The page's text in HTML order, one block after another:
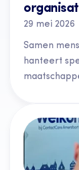
29 mei 2026
Samen
hanteert